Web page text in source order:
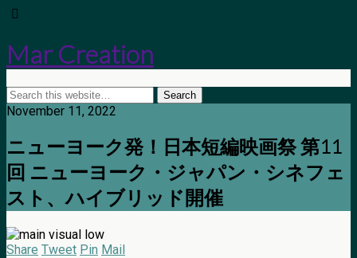
Mar Creation
November 11, 2022
ニューヨーク発！日本短編映画祭 第11
回 ニューヨーク・ジャパン・シネフェ
スト、ハイブリッド開催
Share Tweet Pin Mail